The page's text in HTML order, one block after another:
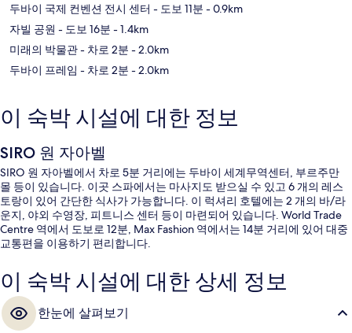
두바이 국제 컨벤션 전시 센터 - 도보 11분 - 0.9km
자빌 공원 - 도보 16분 - 1.4km
미래의 박물관- 차로 2분 - 2.0km
두바이 프레임 - 차로 2분 - 2.0km
이 숙박 시설에 대한 정보
SIRO 원 자아벨
SIRO 원 자아벨에서 차로 5분 거리에는 두바이 세계무역센터, 부르주만
몰 등이 있습니다. 이곳 스파에서는 마사지도 받으실 수 있고 6 개의 레스
토랑이 있어 간단한 식사가 가능합니다. 이 럭셔리 호텔에는 2 개의 바/라
운지, 야외 수영장, 피트니스 센터 등이 마련되어 있습니다. World Trade
Centre 역에서 도보로 12분, Max Fashion 역에서는 14분 거리에 있어 대중
교통편을 이용하기 편리합니다.
이 숙박 시설에 대한 상세 정보
한눈에 살펴보기